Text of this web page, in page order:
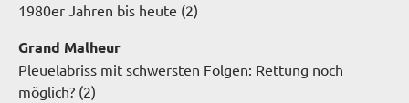
1980er Jahren bis heute (2)
Grand Malheur
Pleuelabriss mit schwersten Folgen: Rettung noch
möglich? (2)